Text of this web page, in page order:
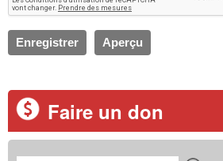
Faire un don